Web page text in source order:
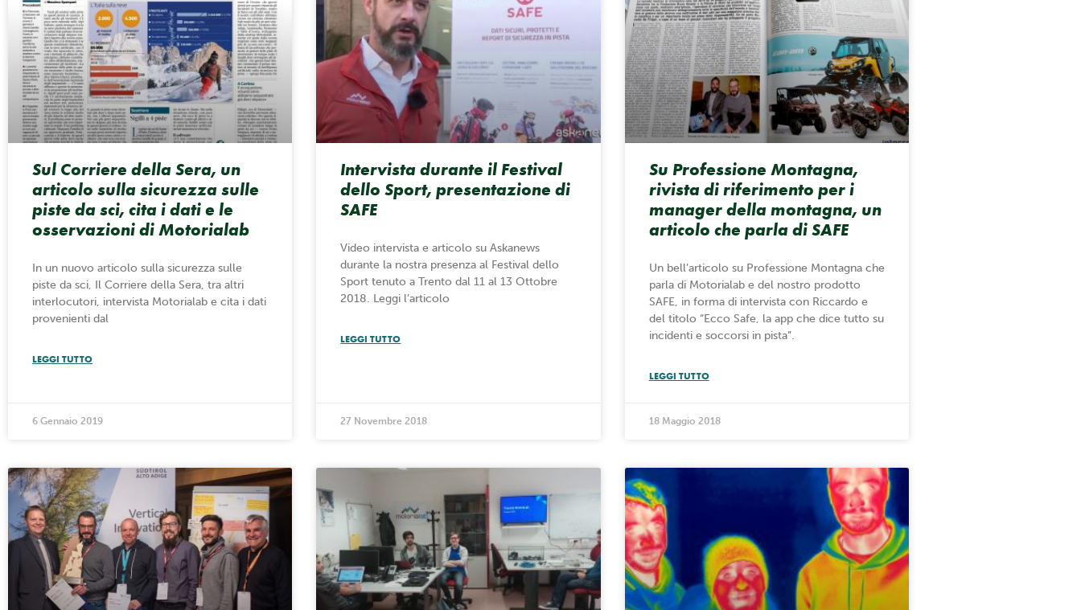
Sul Corriere della Sera, un
articolo sulla sicurezza sulle
piste da sci, cita i dati e le
osservazioni di Motorialab
In un nuovo articolo sulla sicurezza sulle
piste da sci, Il Corriere della Sera, tra altri
interlocutori, intervista Motorialab e cita i dati
provenienti dal
LEGGI TUTTO
6 Gennaio 2019
Intervista durante il Festival
dello Sport, presentazione di
SAFE
Video intervista e articolo su Askanews
durante la nostra presenza al Festival dello
Sport tenuto a Trento dal 11 al 13 Ottobre
2018. Leggi l’articolo
LEGGI TUTTO
27 Novembre 2018
Su Professione Montagna,
rivista di riferimento per i
manager della montagna, un
articolo che parla di SAFE
Un bell’articolo su Professione Montagna che
parla di Motorialab e del nostro prodotto
SAFE, in forma di intervista con Riccardo e
del titolo “Ecco Safe, la app che dice tutto su
incidenti e soccorsi in pista”.
LEGGI TUTTO
18 Maggio 2018